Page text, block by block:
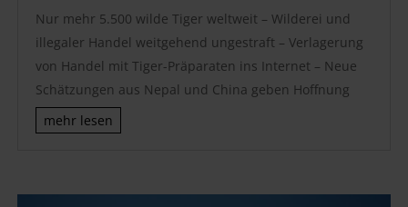
Nur mehr 5.500 wilde Tiger weltweit – Wilderei und
illegaler Handel weitgehend ungestraft – Verlagerung
von Handel mit Tiger-Präparaten ins Internet – Neue
Schätzungen aus Nepal und China geben Hoffnung
mehr lesen